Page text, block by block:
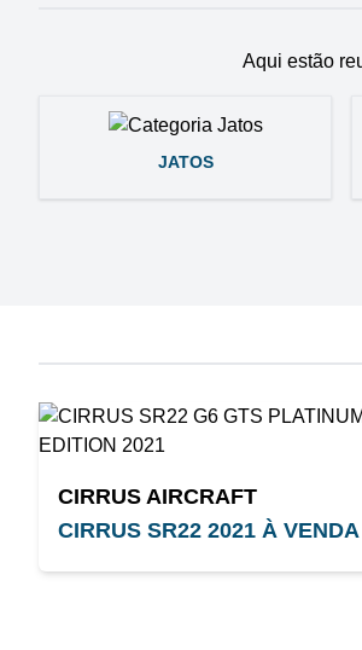
Aqui estão
JATOS
CIRRUS AIRCRAFT
CIRRUS SR22 2021 À VENDA